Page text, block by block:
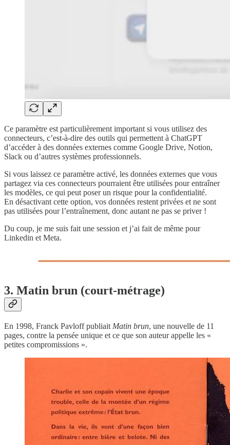
Ce paramètre est particulièrement important si vous utilisez des
connecteurs, c’est-à-dire des outils qui permettent à ChatGPT
d’accéder à des données externes comme Google Drive, Notion,
Slack ou d’autres systèmes professionnels.
Si vous laissez ce paramètre activé, les données externes que vous
partagez via ces connecteurs pourraient être utilisées pour entraîner
les modèles, ce qui peut poser un risque pour la confidentialité.
En désactivant cette option, vos données restent privées et ne sont
pas utilisées pour l’entraînement, donc autant ne pas se priver !
Du coup, je me suis fait une session et j’ai fait de même pour
Linkedin et Meta.
3. Matin brun (court-métrage)
En 1998, Franck Pavloff publiait Matin brun, une nouvelle de 11
pages, contre la pensée unique et ce que son auteur appelle les «
petites compromissions ».